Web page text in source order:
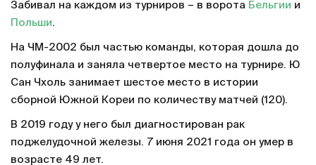
Забивал на каждом из турниров – в ворота Бельгии и
Польши.
На ЧМ-2002 был частью команды, которая дошла до
полуфинала и заняла четвертое место на турнире. Ю
Сан Чхоль занимает шестое место в истории
сборной Южной Кореи по количеству матчей (120).
В 2019 году у него был диагностирован рак
поджелудочной железы. 7 июня 2021 года он умер в
возрасте 49 лет.